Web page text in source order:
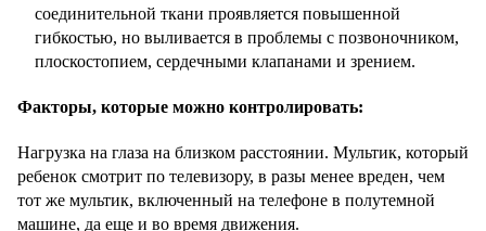
соединительной ткани проявляется повышенной
гибкостью, но выливается в проблемы с позвоночником,
плоскостопием, сердечными клапанами и зрением.
Факторы, которые можно контролировать:
Нагрузка на глаза на близком расстоянии. Мультик, который
ребенок смотрит по телевизору, в разы менее вреден, чем
тот же мультик, включенный на телефоне в полутемной
машине, да еще и во время движения.